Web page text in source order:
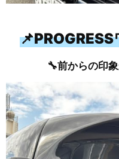
🔧前からの印